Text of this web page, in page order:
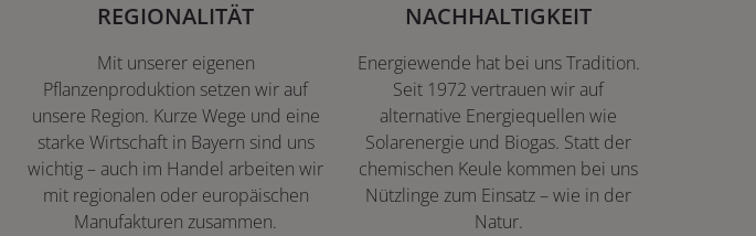
REGIONALITÄT
Mit unserer eigenen
Pflanzenproduktion setzen wir auf
unsere Region. Kurze Wege und eine
starke Wirtschaft in Bayern sind uns
wichtig – auch im Handel arbeiten wir
mit regionalen oder europäischen
Manufakturen zusammen.
NACHHALTIGKEIT
Energiewende hat bei uns Tradition.
Seit 1972 vertrauen wir auf
alternative Energiequellen wie
Solarenergie und Biogas. Statt der
chemischen Keule kommen bei uns
Nützlinge zum Einsatz – wie in der
Natur.